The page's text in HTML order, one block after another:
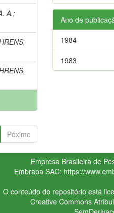
A.;
Póximo
Ano de
1984
1983
Empresa Brasileira de
Embrapa SAC: https://
O conteúdo do repositório está
Creative Commons